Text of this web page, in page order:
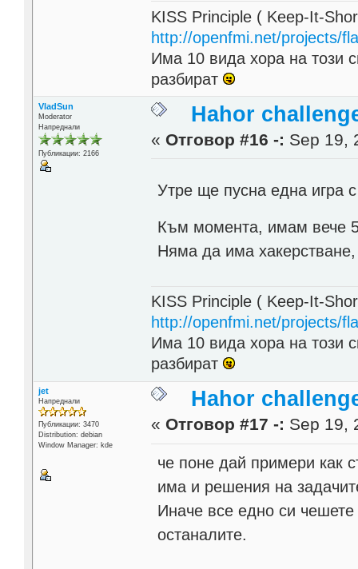
KISS Principle ( Keep-It-
http://openfmi.net/projects/
Има 10 вида хора на този
разбират
VladSun
Moderator
Напреднали
Публикации: 2166
Hahor
« Отговор #16 -: Sep 19,
Утре ще пусна една игра
Към момента, имам вече
Няма да има
KISS Principle ( Keep-It-
http://openfmi.net/projects/
Има 10 вида хора на този
разбират
jet
Напреднали
Публикации: 3470
Distribution: debian
Window Manager: kde
Hahor
« Отговор #17 -: Sep 19,
че поне дай примери как
има и решения на
Иначе все едно си чешете
останалите.